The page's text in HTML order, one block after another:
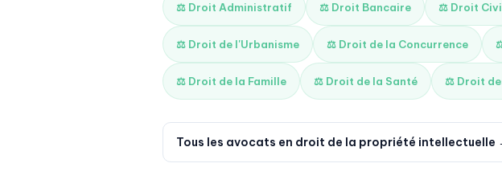
⚖️ Droit Administratif ⚖️ Droit Bancaire ⚖️ Droit
⚖️ Droit de l'Urbanisme ⚖️ Droit de la Concurrence
⚖️ Droit de la Famille ⚖️ Droit de la Santé ⚖️ Droit
Tous les avocats en droit de la propriété intellectuelle